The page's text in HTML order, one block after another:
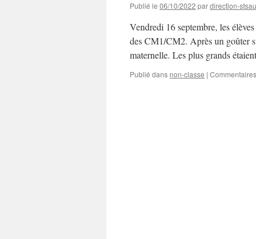
Publié le 06/10/2022 pardirection-
Vendredi 16 septembre, les
des CM1/CM2. Après un goûter
maternelle. Les plus grands
Publié dans non-classe |